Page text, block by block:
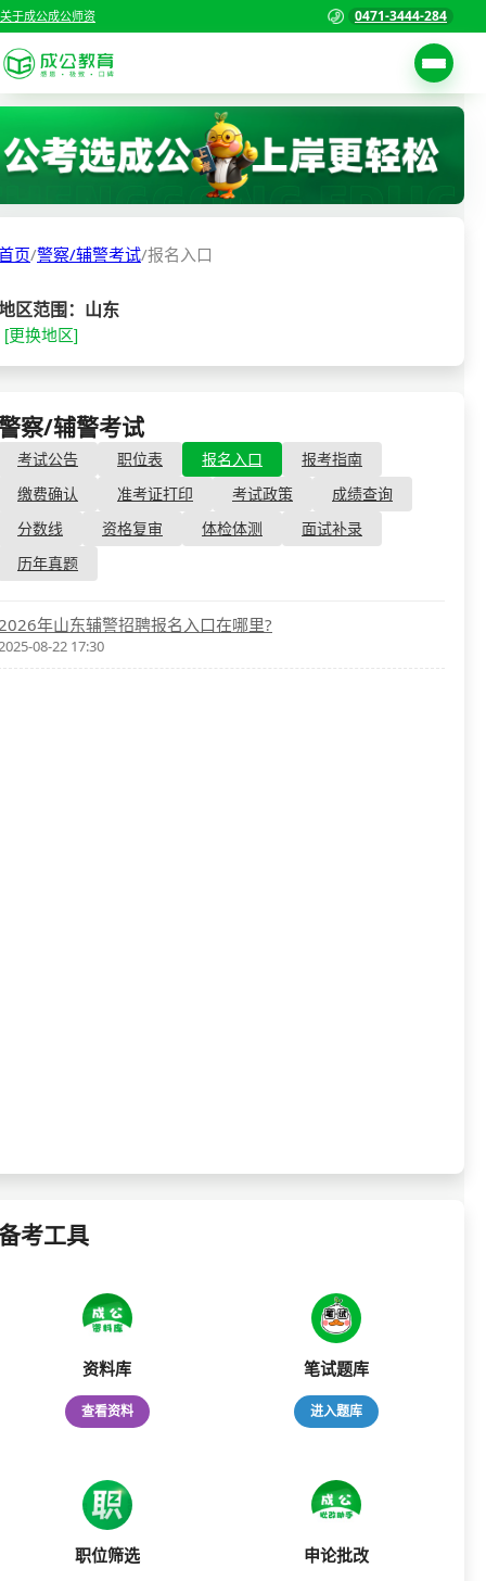
关于成公成公师资 0471-3444-284
考试公告
报考指南
缴费确认
准考证打印
成绩查询
分数线
资格复审
面试补录
历年真题
首页
国家公务员考试
各省公务员考试
教师资格/教师编制
国企/银行考试
页/警察/辅警考试/报名入口
区范围：山东
[更换地区]
察/辅警考试- 报名入口
考试公告 职位表 报名入口
报考指南
缴费确认
准考证打印 考试政策
成绩查询
分数线
资格复审 体检体测
面试补录
历年真题
年山东辅警招聘报名入口在哪里?
08-22 17:30
考工具
资料库
查看资料
笔试题库
进入题库
职位筛选 申论批改